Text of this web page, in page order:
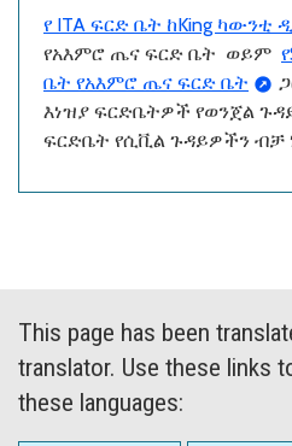
የ ITA ፍርድ ቤት ከKing ካውንቲ
የአእምሮ ጤና ፍርድ ቤት ወይም
ቤት የአእምሮ ጤና ፍርድ ቤት
እነዝያ ፍርድቤትዎች የወንጀል
ፍርድቤት የሲቪል ጉዳይዎችን
This page has been
translator. Use these links
these languages: